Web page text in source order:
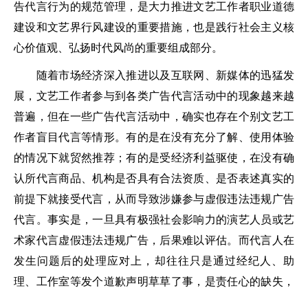
告代言行为的规范管理，是大力推进文艺工作者职业道德
建设和文艺界行风建设的重要措施，也是践行社会主义核
心价值观、弘扬时代风尚的重要组成部分。
随着市场经济深入推进以及互联网、新媒体的迅猛发
展，文艺工作者参与到各类广告代言活动中的现象越来越
普遍，但在一些广告代言活动中，确实也存在个别文艺工
作者盲目代言等情形。有的是在没有充分了解、使用体验
的情况下就贸然推荐；有的是受经济利益驱使，在没有确
认所代言商品、机构是否具有合法资质、是否表述真实的
前提下就接受代言，从而导致涉嫌参与虚假违法违规广告
代言。事实是，一旦具有极强社会影响力的演艺人员或艺
术家代言虚假违法违规广告，后果难以评估。而代言人在
发生问题后的处理应对上，却往往只是通过经纪人、助
理、工作室等发个道歉声明草草了事，是责任心的缺失，